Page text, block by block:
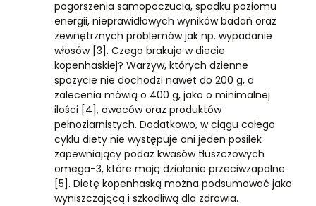
pogorszenia samopoczucia, spadku poziomu
energii, nieprawidłowych wyników badań oraz
zewnętrznych problemów jak np. wypadanie
włosów [3]. Czego brakuje w diecie
kopenhaskiej? Warzyw, których dzienne
spożycie nie dochodzi nawet do 200 g, a
zalecenia mówią o 400 g, jako o minimalnej
ilości [4], owoców oraz produktów
pełnoziarnistych. Dodatkowo, w ciągu całego
cyklu diety nie występuje ani jeden posiłek
zapewniający podaż kwasów tłuszczowych
omega-3, które mają działanie przeciwzapalne
[5]. Dietę kopenhaską można podsumować jako
wyniszczającą i szkodliwą dla zdrowia.